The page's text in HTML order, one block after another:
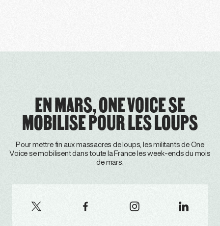
EN MARS, ONE VOICE SE
MOBILISE POUR LES LOUPS
Pour mettre fin aux massacres de loups, les militants de One
Voice se mobilisent dans toute la France les week-ends du mois
de mars.